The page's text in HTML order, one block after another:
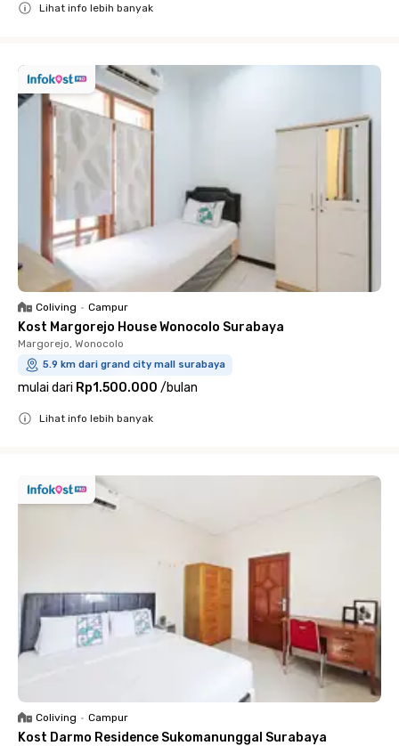
Lihat info lebih banyak
Coliving • Campur
Kost Margorejo House Wonocolo Surabaya
Margorejo, Wonocolo
5.9 km dari grand city mall surabaya
mulai dari Rp1.500.000 /bulan
Lihat info lebih banyak
Coliving • Campur
Kost Darmo Residence Sukomanunggal Surabaya